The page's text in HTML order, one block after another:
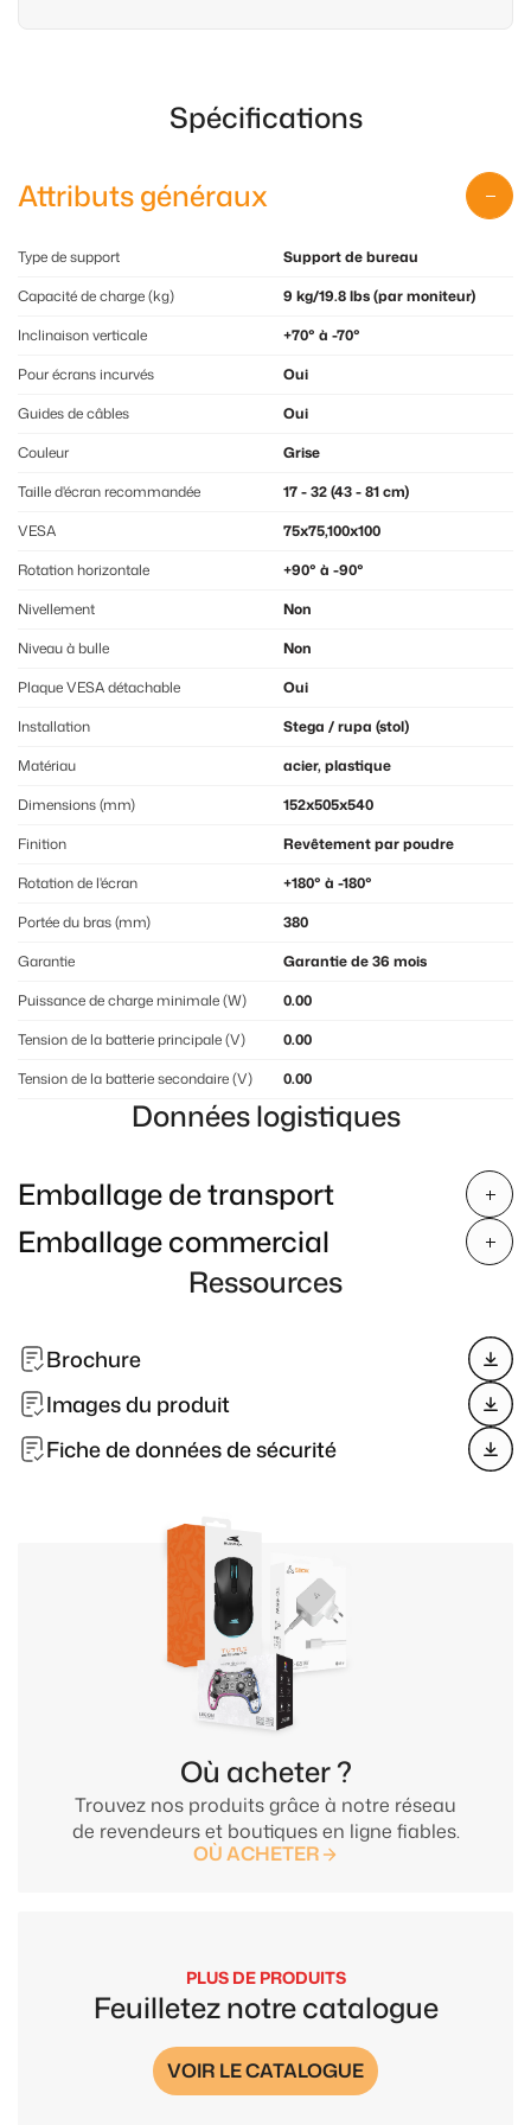
Spécifications
Attributs généraux
Type de support
Support de bureau
Capacité de charge (kg)
9 kg/19.8 lbs (par moniteur)
Inclinaison verticale
+70° à -70°
Pour écrans incurvés
Oui
Guides de câbles
Oui
Couleur
Grise
Taille d'écran recommandée
17 - 32 (43 - 81 cm)
VESA
75x75,100x100
Rotation horizontale
+90° à -90°
Nivellement
Non
Niveau à bulle
Non
Plaque VESA détachable
Oui
Installation
Stega / rupa (stol)
Matériau
acier, plastique
Dimensions (mm)
152x505x540
Finition
Revêtement par poudre
Rotation de l'écran
+180° à -180°
Portée du bras (mm)
380
Garantie
Garantie de 36 mois
Puissance de charge minimale (W)
0.00
Tension de la batterie principale (V)
0.00
Tension de la batterie secondaire (V)
0.00
Données logistiques
Emballage de transport
Emballage commercial
Ressources
Brochure
Images du produit
Fiche de données de sécurité
Trouvez nos produits grâce à notre réseau
de revendeurs et boutiques en ligne fiables.
Où acheter ?
OÙ ACHETER
PLUS DE PRODUITS
Feuilletez notre catalogue
VOIR LE CATALOGUE